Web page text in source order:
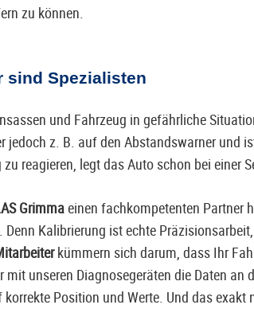
zu können.
sind Spezialisten
und Fahrzeug in gefährliche
jedoch z. B. auf den Abstandswarner und
reagieren, legt das Auto schon bei einer
Grimmaeinen fachkompetenten Partner
Kalibrierung ist echte
kümmern sich darum, dass Ihr
unseren Diagnosegeräten die Daten
Position und Werte. Und das